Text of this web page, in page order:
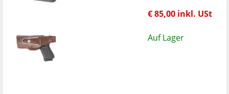
€ 85,00 inkl. USt
Auf Lager